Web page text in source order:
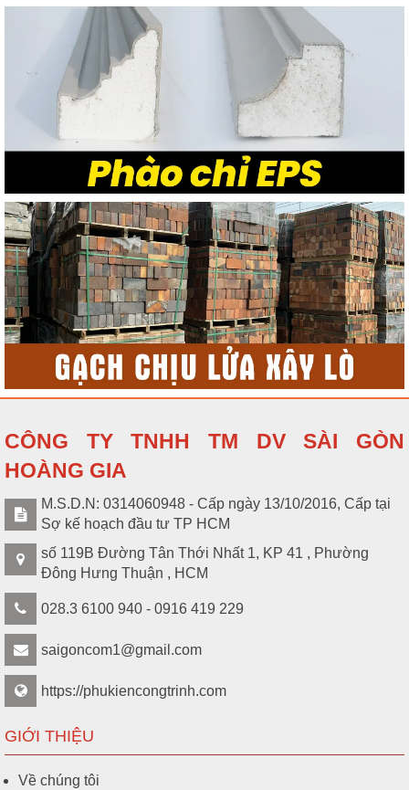
CÔNG TY TNHH TM DV SÀI GÒN
HOÀNG GIA
M.S.D.N: 0314060948 - Cấp ngày 13/10/2016, Cấp tại
Sợ kế hoạch đầu tư TP HCM
số 119B Đường Tân Thới Nhất 1, KP 41 , Phường
Đông Hưng Thuận , HCM
028.3 6100 940 - 0916 419 229
saigoncom1@gmail.com
https://phukiencongtrinh.com
GIỚI THIỆU
Về chúng tôi